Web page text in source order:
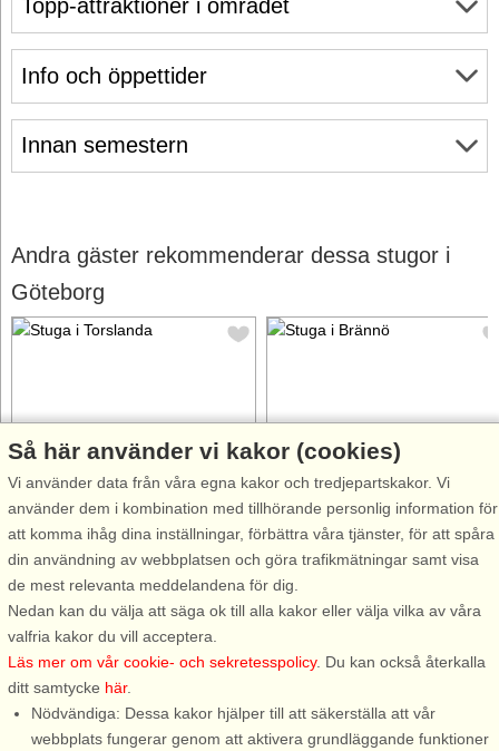
Info och öppettider
Innan semestern
Topp-attraktioner i området
Andra gäster rekommenderar dessa stugor i
Göteborg
Stugnr: 41380
Torslanda
3 personer, 27 m²
50 m till sjö/hav:.
Liten fräsch gäststuga med bra
läge och havsutsikt i Torslanda
nordväst om Göteborg. Perfekt
för den mindre familjen som vill
bo lugnt och havsnära med
närhet till service. Endast 100 m
till morgondoppet ...
Stugnr: 54232
Brännö
8 personer, 137 m²
75 m till sjö/hav:.
Rymligt hus med havsutsikt på
vackra Brännö i Göteborgs
havsnära och rofyllt i en riktig
möjligheter till aktiviteter och
friluftsliv. Ön är bilfri ...
Så här använder vi kakor (cookies)
Vi använder data från våra egna kakor och tredjepartskakor. Vi
använder dem i kombination med tillhörande personlig information för
att komma ihåg dina inställningar, förbättra våra tjänster, för att spåra
din användning av webbplatsen och göra trafikmätningar samt visa
de mest relevanta meddelandena för dig.
Nedan kan du välja att säga ok till alla kakor eller välja vilka av våra
valfria kakor du vill acceptera.
Läs mer om vår cookie- och sekretesspolicy. Du kan också återkalla
ditt samtycke här.
Nödvändiga: Dessa kakor hjälper till att säkerställa att vår
webbplats fungerar genom att aktivera grundläggande funktioner